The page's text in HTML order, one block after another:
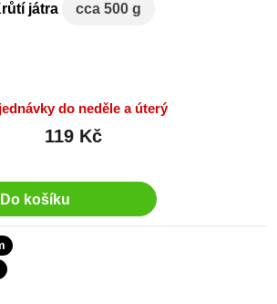
játra cca 500 g
do neděle a úterý
119 Kč
Do košíku